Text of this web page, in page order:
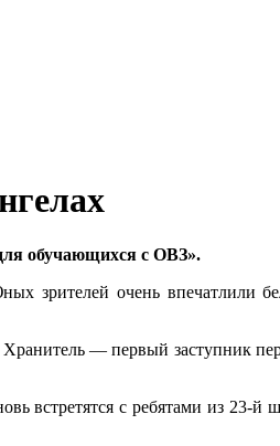
обучающихся с ОВЗ».
зрителей очень впечатлили
— первый заступник
встретятся с ребятами из 23-